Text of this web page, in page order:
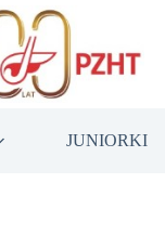
JUNIORKI